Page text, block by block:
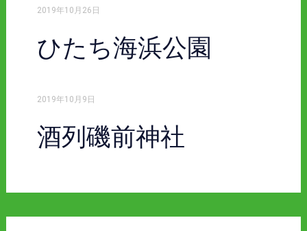
2019年10月26日
ひたち海浜公園
2019年10月9日
酒列磯前神社